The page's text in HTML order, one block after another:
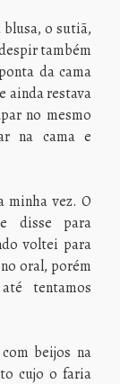
o sutiã,
também
da cama
ainda restava
no mesmo
na cama e
minha vez. O
disse para
voltei para
oral, porém
tentamos
beijos na
cujo o faria